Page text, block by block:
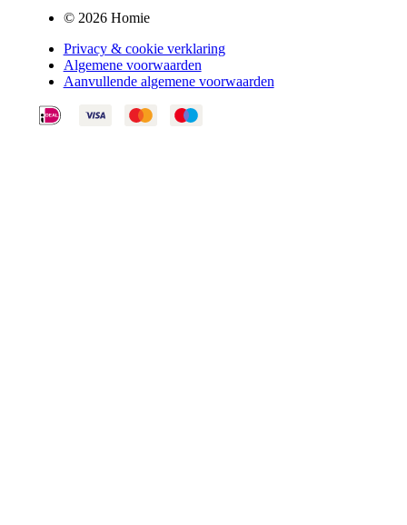
© 2026 Homie
Privacy & cookie verklaring
Algemene voorwaarden
Aanvullende algemene voorwaarden